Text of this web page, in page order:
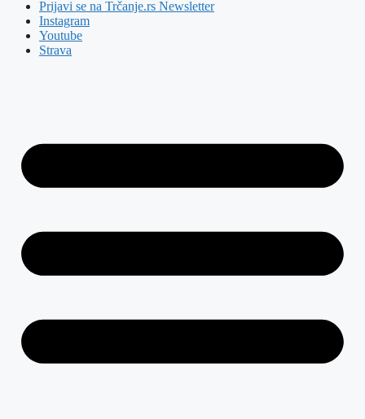
Prijavi se na Trčanje.rs Newsletter
Instagram
Youtube
Strava